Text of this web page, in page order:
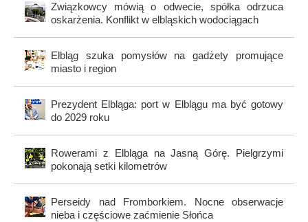
Związkowcy mówią o odwecie, spółka odrzuca
oskarżenia. Konflikt w elbląskich wodociągach
Elbląg szuka pomysłów na gadżety promujące
miasto i region
Prezydent Elbląga: port w Elblągu ma być gotowy
do 2029 roku
Rowerami z Elbląga na Jasną Górę. Pielgrzymi
pokonają setki kilometrów
Perseidy nad Fromborkiem. Nocne obserwacje
nieba i częściowe zaćmienie Słońca